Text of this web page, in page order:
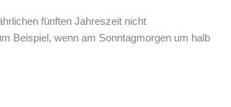
fünften Jahreszeit nicht
Beispiel, wenn am Sonntagmorgen um halb